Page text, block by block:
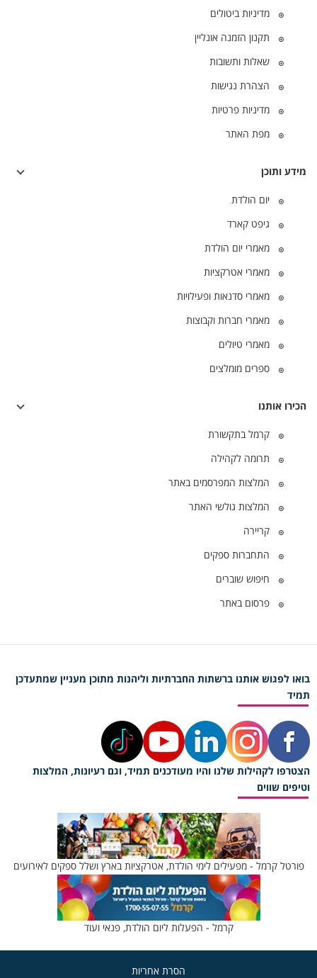
מדיניות ביטולים
תקנון הזמנה אונליין
שאלות ותשובות
הצהרת נגישות
מדיניות פרטיות
מפת האתר
מידע ותוכן
יום הולדת
גיפט קארד
מאמרי יום הולדת
מאמרי אטרקציות
מאמרי סדנאות ופעילויות
מאמרי חברות וקבוצות
מאמרי טיולים
ספרים מומלצים
הכירו אותנו
קרמל בתקשורת
תרומה לקהילה
המלצות המפרסמים באתר
המלצות גולשי האתר
קריירה
התחברות ספקים
חיפוש שוברים
פרסום באתר
בואו לפגוש אותנו ברשתות החברתיות וליהנות מתוכן מעניין שמתעדכן
תמיד
הצטרפו לקהילות שלנו והיו מעודכנים תמיד, וגם רעיונות, המלצות
וטיפים שווים
פורטל קרמל - מפעילים לימי הולדת, אטרקציות בארץ ושלל ספקים לאירועים
קרמל - הפעלות ליום הולדת, פנאי ועוד
הסרת אחריות